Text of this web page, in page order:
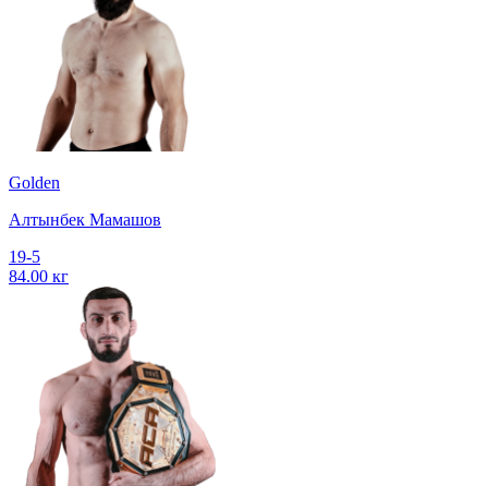
Golden
Алтынбек Мамашов
19-5
84.00 кг